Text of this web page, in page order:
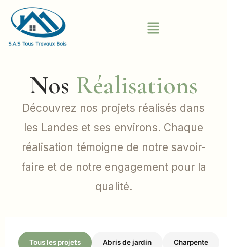
Nos Réalisations
Découvrez nos projets réalisés dans
les Landes et ses environs. Chaque
réalisation témoigne de notre savoir-
faire et de notre engagement pour la
qualité.
Tous les projets Abris de jardin Charpente